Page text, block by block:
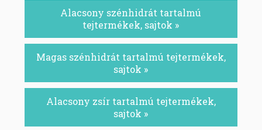
Alacsony szénhidrát tartalmú
tejtermékek, sajtok »
Magas szénhidrát tartalmú tejtermékek,
sajtok »
Alacsony zsír tartalmú tejtermékek,
sajtok »